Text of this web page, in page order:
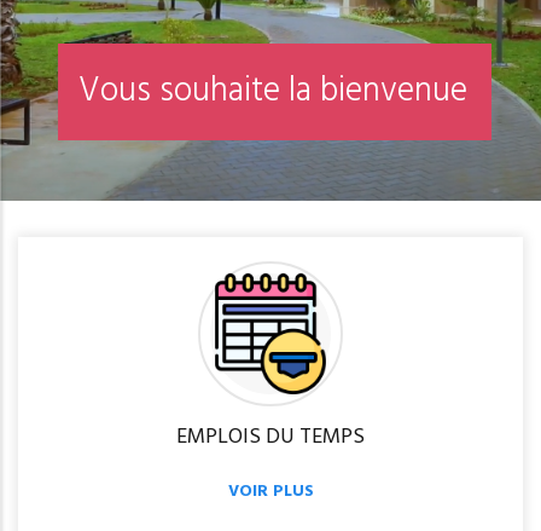
Réinscription
EMPLOIS DU TEMPS
VOIR PLUS